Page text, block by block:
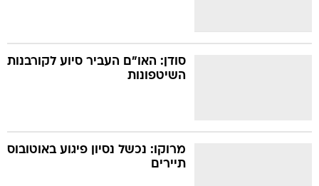
סודן: האו"ם העביר סיוע לקורבנות
השיטפונות
מרוקו: נכשל נסיון פיגוע באוטובוס
תיירים